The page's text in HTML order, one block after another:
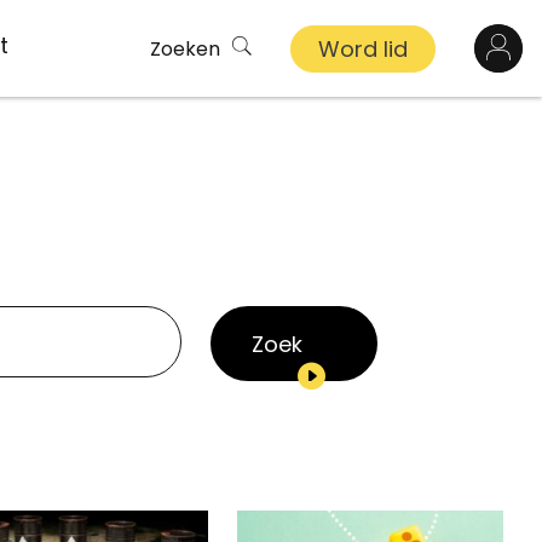
Zoeken Word lid
Zoek